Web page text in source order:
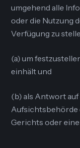
umgehend alle
oder die Nutzung
Verfügung zu
(a) um
einhält und
(b) als Antwort
Aufsichtsbehörde
Gerichts oder